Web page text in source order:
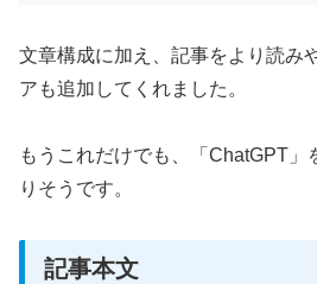
文章構成に加え、記事をより読み
アも追加してくれました。
もうこれだけでも、「ChatGPT」
りそうです。
記事本文